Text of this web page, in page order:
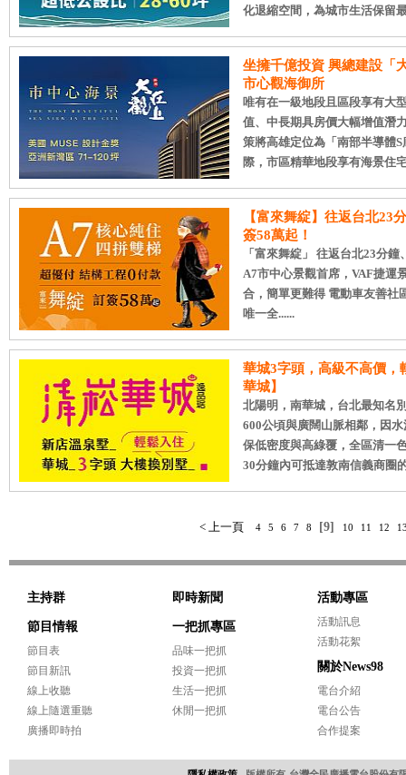
化退縮空間，為城市生活保留
坐擁千億投資 興總建設「
市心觀海御所
唯有在一級地段且區段享有大
值、中長期具房價大幅增值潛
策將高雄定位為「南部半導體
際，市區精華地段享有海景住
【富來舞綻】往返台北23
簽58萬起！
「富來舞綻」 往返台北23分
A7市中心景觀首席，VAF捷運
合，簡單更難得 電動車友善社
唯一全......
華城3字頭，高級不高價，
華城】
北陽明，南華城，台北最知名
600公頃與廣闊山脈相鄰，因
保低密度與高綠覆，全區清一
30分鐘內可抵達敦南信義商圈
< 上一頁 4 5 6 7 8 [9] 10 11 12
主持群
節目情報
節目表
節目新訊
線上收聽
線上隨選重聽
廣播即時拍
即時新聞
一把抓專區
品味一把抓
投資一把抓
生活一把抓
休閒一把抓
活動專區
活動訊息
活動花絮
關於News98
電台介紹
電台公告
合作提案